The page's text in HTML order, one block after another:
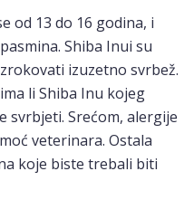
od 13 do 16 godina, i
Shiba Inui su
izuzetno svrbež.
li Shiba Inu kojeg
svrbjeti. Srećom, alergije
veterinara. Ostala
koje biste trebali biti